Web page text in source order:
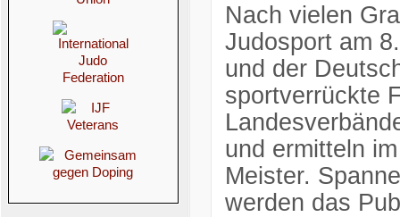
Nach vielen
Judosport am
und der
sportverrückte
und ermitteln
Meister.
werden das